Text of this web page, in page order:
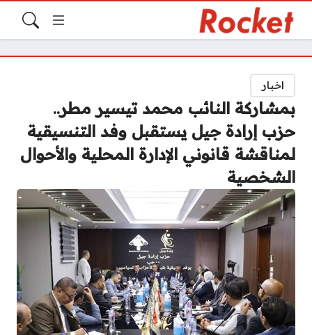
اخبار
بمشاركة النائب محمد تيسير مطر..
حزب إرادة جيل يستقبل وفد التنسيقية
لمناقشة قانوني الإدارة المحلية والأحوال
الشخصية